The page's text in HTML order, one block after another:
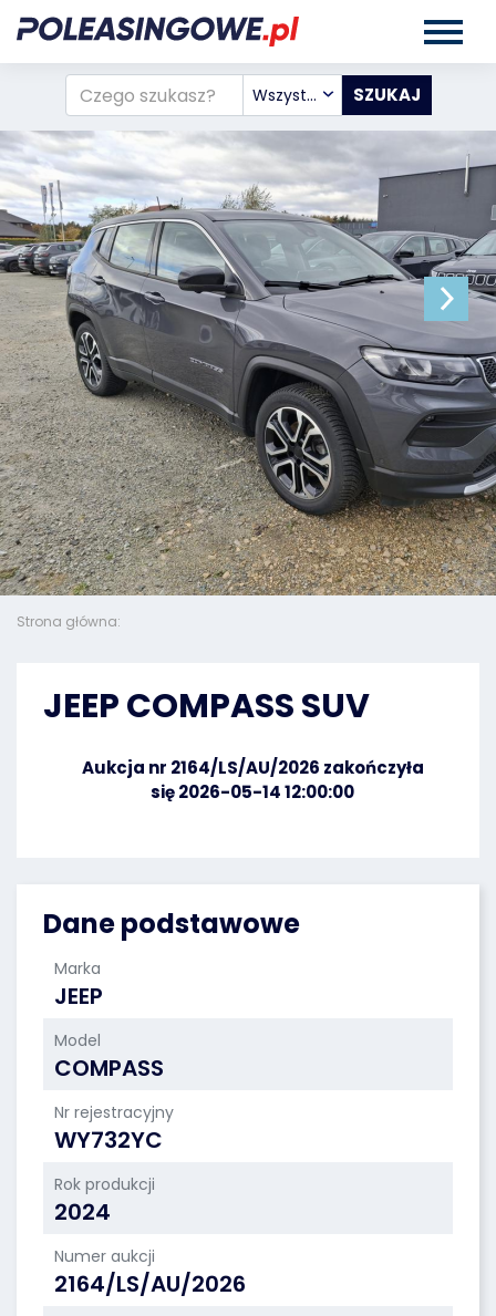
Wszystkie
Strona główna:
Dane podstawowe
Marka
JEEP
Model
COMPASS
Nr rejestracyjny
WY732YC
Rok produkcji
2024
Numer aukcji
2164/LS/AU/2026
JEEP COMPASS SUV
Aukcja nr 2164/LS/AU/2026 zakończyła
się 2026-05-14 12:00:00